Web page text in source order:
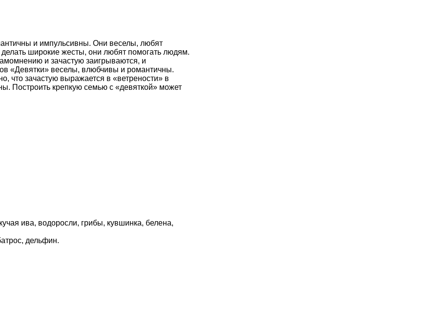
и импульсивны. Они веселы, любят
широкие жесты, они любят помогать людям.
и зачастую заигрываются, и
«Девятки» веселы, влюбчивы и романтичны.
что зачастую выражается в «ветрености» в
Построить крепкую семью с «девяткой» может
ива, водоросли, грибы, кувшинка, белена,
дельфин.